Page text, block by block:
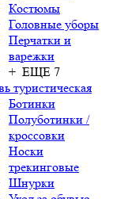
Костюмы
Головные уборы
Перчатки и
варежки
+ ЕЩЕ 7
туристическая
Ботинки
Полуботинки /
кроссовки
Носки
трекинговые
Шнурки